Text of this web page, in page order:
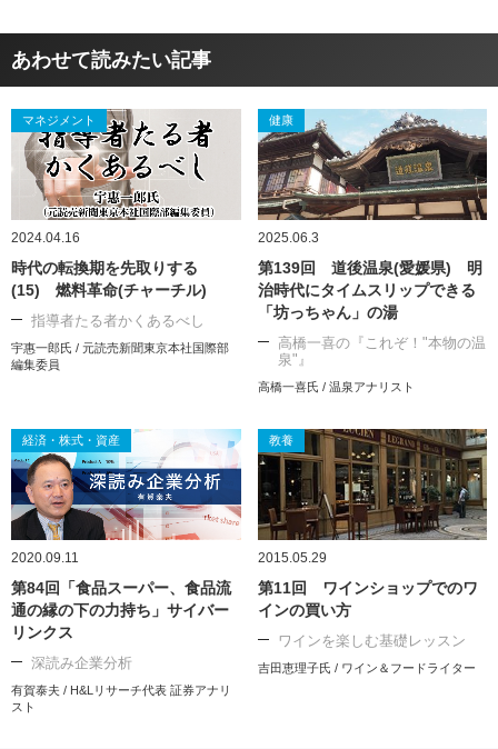
あわせて読みたい記事
マネジメント
2024.04.16
時代の転換期を先取りする
(15) 燃料革命(チャーチル)
指導者たる者かくあるべし
宇惠一郎氏 / 元読売新聞東京本社国際部
編集委員
健康
2025.06.3
第139回 道後温泉(愛媛県) 明
治時代にタイムスリップできる
「坊っちゃん」の湯
高橋一喜の『これぞ！"本物の温
泉"』
高橋一喜氏 / 温泉アナリスト
経済・株式・資産
2020.09.11
第84回「食品スーパー、食品流
通の縁の下の力持ち」サイバー
リンクス
深読み企業分析
有賀泰夫 / H&Lリサーチ代表 証券アナリ
スト
教養
2015.05.29
第11回 ワインショップでのワ
インの買い方
ワインを楽しむ基礎レッスン
吉田恵理子氏 / ワイン＆フードライター